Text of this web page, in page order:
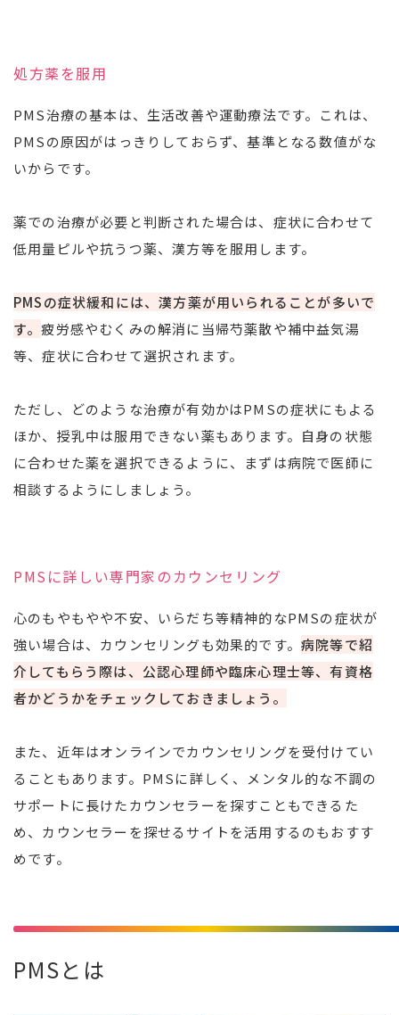
処方薬を服用
PMS治療の基本は、生活改善や運動療法です。これは、
PMSの原因がはっきりしておらず、基準となる数値がな
いからです。
薬での治療が必要と判断された場合は、症状に合わせて
低用量ピルや抗うつ薬、漢方等を服用します。
PMSの症状緩和には、漢方薬が用いられることが多いで
す。疲労感やむくみの解消に当帰芍薬散や補中益気湯
等、症状に合わせて選択されます。
ただし、どのような治療が有効かはPMSの症状にもよる
ほか、授乳中は服用できない薬もあります。自身の状態
に合わせた薬を選択できるように、まずは病院で医師に
相談するようにしましょう。
PMSに詳しい専門家のカウンセリング
心のもやもやや不安、いらだち等精神的なPMSの症状が
強い場合は、カウンセリングも効果的です。病院等で紹
介してもらう際は、公認心理師や臨床心理士等、有資格
者かどうかをチェックしておきましょう。
また、近年はオンラインでカウンセリングを受付けてい
ることもあります。PMSに詳しく、メンタル的な不調の
サポートに長けたカウンセラーを探すこともできるた
め、カウンセラーを探せるサイトを活用するのもおすす
めです。
PMSとは